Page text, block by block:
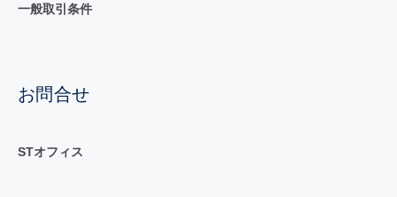
一般取引条件
お問合せ
STオフィス